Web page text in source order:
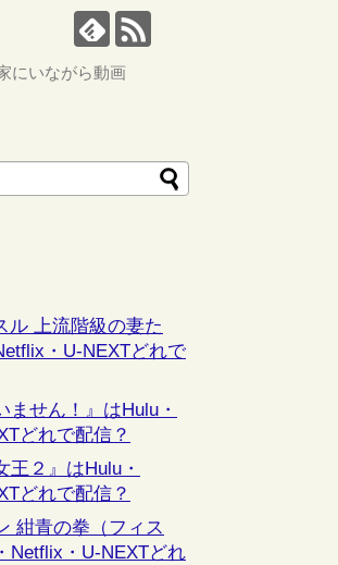
にいながら動画
ル 上流階級の妻た
・U-NEXTどれで
ません！』はHulu・
どれで配信？
王２』はHulu・
どれで配信？
紺青の拳（フィス
Netflix・U-NEXTどれ